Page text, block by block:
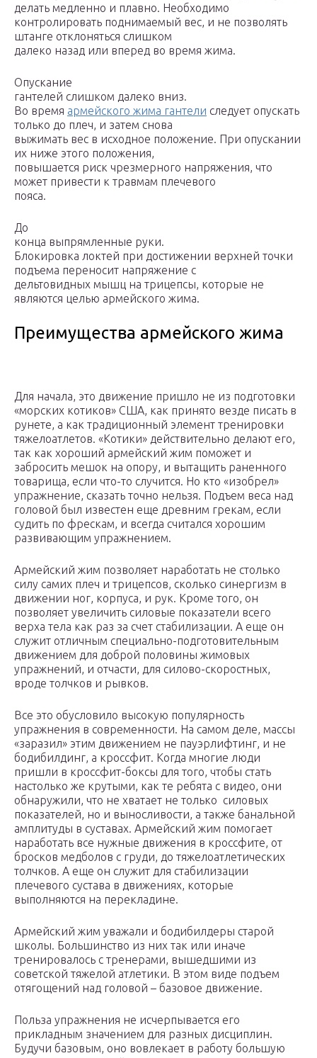
делать медленно и плавно. Необходимо
контролировать поднимаемый вес, и не позволять
штанге отклоняться слишком
далеко назад или вперед во время жима.
Опускание
гантелей слишком далеко вниз.
Во время армейского жима гантели следует опускать
только до плеч, и затем снова
выжимать вес в исходное положение. При опускании
их ниже этого положения,
повышается риск чрезмерного напряжения, что
может привести к травмам плечевого
пояса.
До
конца выпрямленные руки.
Блокировка локтей при достижении верхней точки
подъема переносит напряжение с
дельтовидных мышц на трицепсы, которые не
являются целью армейского жима.
Преимущества армейского жима
Для начала, это движение пришло не из подготовки
«морских котиков» США, как принято везде писать в
рунете, а как традиционный элемент тренировки
тяжелоатлетов. «Котики» действительно делают его,
так как хороший армейский жим поможет и
забросить мешок на опору, и вытащить раненного
товарища, если что-то случится. Но кто «изобрел»
упражнение, сказать точно нельзя. Подъем веса над
головой был известен еще древним грекам, если
судить по фрескам, и всегда считался хорошим
развивающим упражнением.
Армейский жим позволяет наработать не столько
силу самих плеч и трицепсов, сколько синергизм в
движении ног, корпуса, и рук. Кроме того, он
позволяет увеличить силовые показатели всего
верха тела как раз за счет стабилизации. А еще он
служит отличным специально-подготовительным
движением для доброй половины жимовых
упражнений, и отчасти, для силово-скоростных,
вроде толчков и рывков.
Все это обусловило высокую популярность
упражнения в современности. На самом деле, массы
«заразил» этим движением не пауэрлифтинг, и не
бодибилдинг, а кроссфит. Когда многие люди
пришли в кроссфит-боксы для того, чтобы стать
настолько же крутыми, как те ребята с видео, они
обнаружили, что не хватает не только силовых
показателей, но и выносливости, а также банальной
амплитуды в суставах. Армейский жим помогает
наработать все нужные движения в кроссфите, от
бросков медболов с груди, до тяжелоатлетических
толчков. А еще он служит для стабилизации
плечевого сустава в движениях, которые
выполняются на перекладине.
Армейский жим уважали и бодибилдеры старой
школы. Большинство из них так или иначе
тренировалось с тренерами, вышедшими из
советской тяжелой атлетики. В этом виде подъем
отягощений над головой – базовое движение.
Польза упражнения не исчерпывается его
прикладным значением для разных дисциплин.
Будучи базовым, оно вовлекает в работу большую